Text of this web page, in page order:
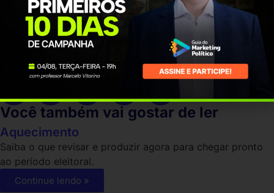
aulas ao vivo, além de grupo de alunos para networking e
tira dúvidas. Estude com quem é referência no mercado.
Assine e comece agora mesmo a estudar e investir na sua
carreira.
Gostou? Compartilhe este conteúdo
Você também vai gostar de ler
Aquecimento
Saiba o que revisar e produzir agora para chegar pronto
ao período eleitoral.
Continue lendo »